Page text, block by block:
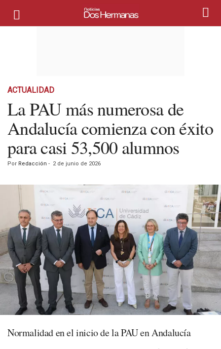
ACTUALIDAD
La PAU más numerosa de
Andalucía comienza con éxito
para casi 53,500 alumnos
Por Redacción - 2 de junio de 2026
Normalidad en el inicio de la PAU en Andalucía